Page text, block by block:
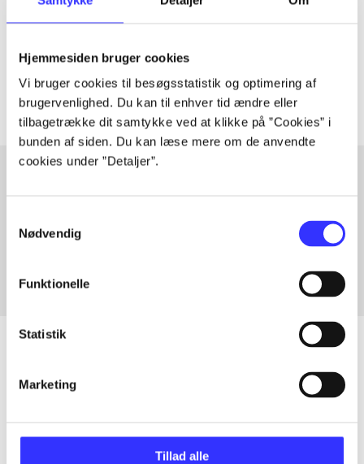
Hjemmesiden bruger cookies
Vi bruger cookies til besøgsstatistik og optimering af
brugervenlighed. Du kan til enhver tid ændre eller
tilbagetrække dit samtykke ved at klikke på ”Cookies” i
bunden af siden. Du kan læse mere om de anvendte
cookies under ”Detaljer”.
Nødvendig
Funktionelle
Statistik
Marketing
Tillad alle
lorem ipsum dolor sit amet ...
Artiklerne i handler ofte om
Fra
Artikler